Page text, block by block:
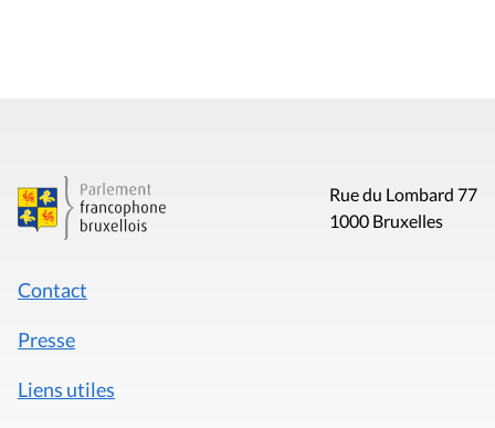
Rue du Lombard 77
1000 Bruxelles
Contact
Presse
Liens utiles